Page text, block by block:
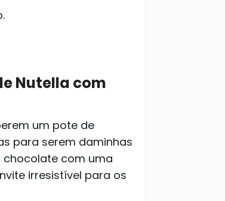
Nutella com
um pote de
para serem daminhas
chocolate com uma
irresistível para os